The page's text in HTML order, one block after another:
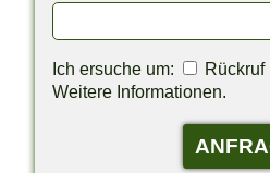
Ich ersuche um: Rückruf
Weitere Informationen.